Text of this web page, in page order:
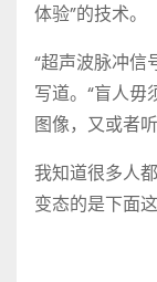
体验”的技术。
“超声波脉冲信
写道。“盲人毋
图像，又或者
我知道很多人
变态的是下面